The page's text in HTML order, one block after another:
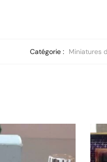
Catégorie : Miniatures